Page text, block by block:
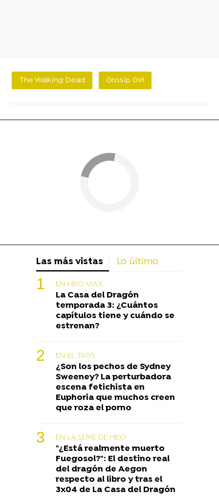
The Walking Dead Gossip Girl
Las más vistas Lo último
EN HBO MAX
La Casa del Dragón
temporada 3: ¿Cuántos
capítulos tiene y cuándo se
estrenan?
EN EL 3X05
¿Son los pechos de Sydney
Sweeney? La perturbadora
escena fetichista en
Euphoria que muchos creen
que roza el porno
EN LA SERIE DE HBO
"¿Está realmente muerto
Fuegosol?": El destino real
del dragón de Aegon
respecto al libro y tras el
3x04 de La Casa del Dragón